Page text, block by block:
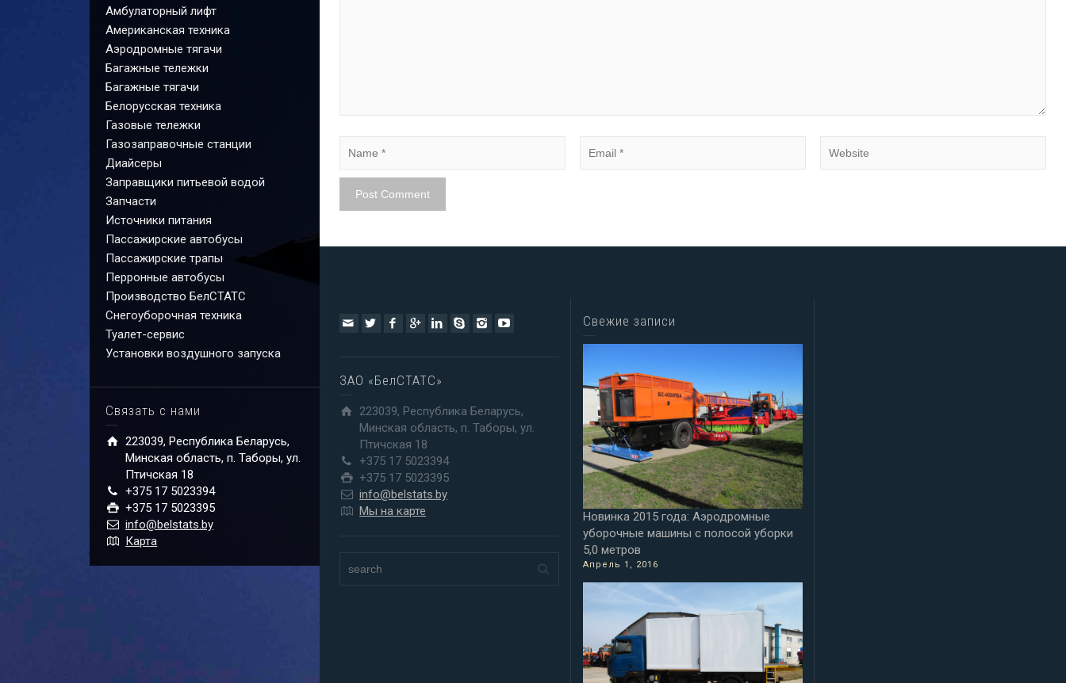
Амбулаторный лифт
Американская техника
Аэродромные тягачи
Багажные тележки
Багажные тягачи
Белорусская техника
Газовые тележки
Газозаправочные станции
Диайсеры
Заправщики питьевой водой
Запчасти
Источники питания
Пассажирские автобусы
Пассажирские трапы
Перронные автобусы
Производство БелСТАТС
Снегоуборочная техника
Туалет-сервис
Установки воздушного запуска
Связать с нами
223039, Республика Беларусь,
Минская область, п. Таборы, ул.
Птичская 18
+375 17 5023394
+375 17 5023395
info@belstats.by
Карта
ЗАО «БелСТАТС»
223039, Республика Беларусь,
Минская область, п. Таборы, ул.
Птичская 18
+375 17 5023394
+375 17 5023395
info@belstats.by
Мы на карте
Свежие записи
Новинка 2015 года: Аэродромные
уборочные машины с полосой уборки
5,0 метров
Апрель 1, 2016